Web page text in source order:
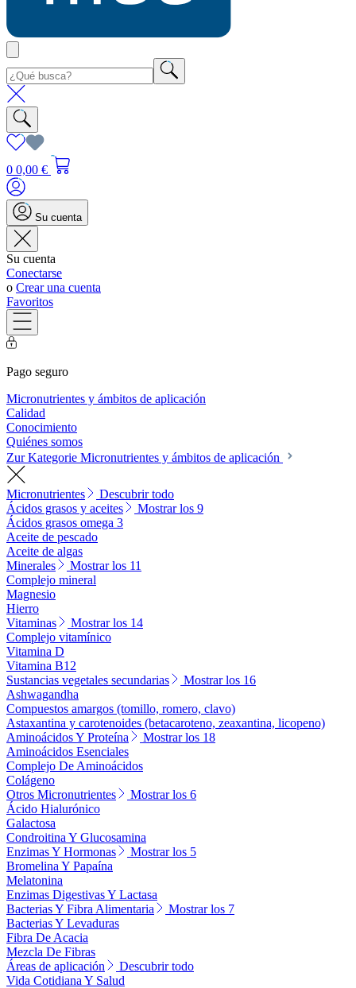
0 0,00 €
Su cuenta
Su cuenta
Conectarse
o Crear una cuenta
Favoritos
Pago seguro
Micronutrientes y ámbitos de aplicación
Calidad
Conocimiento
Quiénes somos
Zur Kategorie Micronutrientes y ámbitos de aplicación
Micronutrientes
Descubrir todo
Ácidos grasos y aceites
Mostrar los 9
Ácidos grasos omega 3
Aceite de pescado
Aceite de algas
Minerales
Mostrar los 11
Complejo mineral
Magnesio
Hierro
Vitaminas
Mostrar los 14
Complejo vitamínico
Vitamina D
Vitamina B12
Sustancias vegetales secundarias
Mostrar los 16
Ashwagandha
Compuestos amargos (tomillo, romero, clavo)
Astaxantina y carotenoides (betacaroteno, zeaxantina, licopeno)
Aminoácidos Y Proteína
Mostrar los 18
Aminoácidos Esenciales
Complejo De Aminoácidos
Colágeno
Otros Micronutrientes
Mostrar los 6
Ácido Hialurónico
Galactosa
Condroitina Y Glucosamina
Enzimas Y Hormonas
Mostrar los 5
Bromelina Y Papaína
Melatonina
Enzimas Digestivas Y Lactasa
Bacterias Y Fibra Alimentaria
Mostrar los 7
Bacterias Y Levaduras
Fibra De Acacia
Mezcla De Fibras
Áreas de aplicación
Descubrir todo
Vida Cotidiana Y Salud